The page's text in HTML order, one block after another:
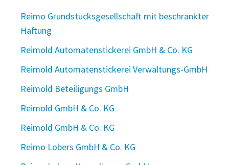
Reimo Grundstücksgesellschaft mit beschränkter
Haftung
Reimold Automatenstickerei GmbH & Co. KG
Reimold Automatenstickerei Verwaltungs-GmbH
Reimold Beteiligungs GmbH
Reimold GmbH & Co. KG
Reimold GmbH & Co. KG
Reimo Lobers GmbH & Co. KG